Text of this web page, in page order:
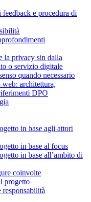
e procedura di
la privacy sin dalla
o servizio digitale
quando necessario
architettura,
DPO
in base agli attori
in base al focus
in base all’ambito di
coinvolte
progetto